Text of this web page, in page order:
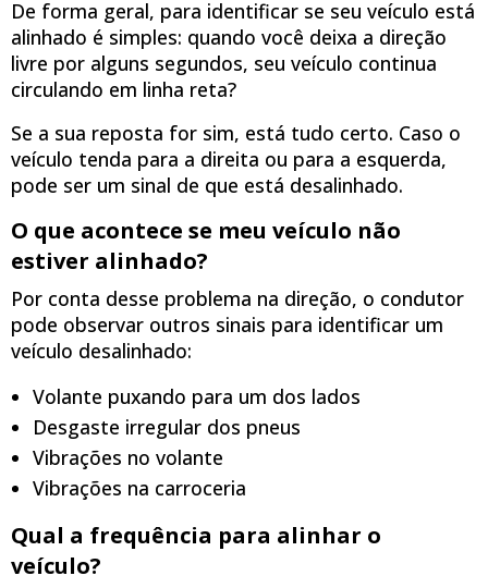
De forma geral, para identificar se seu veículo está
alinhado é simples: quando você deixa a direção
livre por alguns segundos, seu veículo continua
circulando em linha reta?
Se a sua reposta for sim, está tudo certo. Caso o
veículo tenda para a direita ou para a esquerda,
pode ser um sinal de que está desalinhado.
O que acontece se meu veículo não
estiver alinhado?
Por conta desse problema na direção, o condutor
pode observar outros sinais para identificar um
veículo desalinhado:
Volante puxando para um dos lados
Desgaste irregular dos pneus
Vibrações no volante
Vibrações na carroceria
Qual a frequência para alinhar o
veículo?